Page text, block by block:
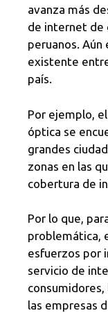
avanza más
de internet de
peruanos.
existente
país.
Por ejemplo,
óptica se
grandes
zonas en las
cobertura de
Por lo que,
problemática,
esfuerzos por
servicio de
las empresas